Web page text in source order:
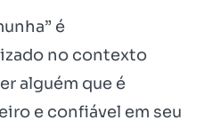
é
no contexto
alguém que é
e confiável em seu